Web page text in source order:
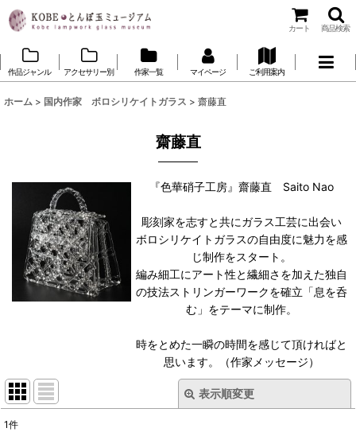
カート 商品検索
作品ジャンル アクセサリー別 作家一覧 マイページ ご利用案内
ホーム > 国内作家 ボロシリケイトガラス > 齋藤直
齋藤直
『色華硝子工房』齋藤直 Saito Nao
彫刻家を志すと共にガラス工芸に出会い
ボロシリケイトガラスの自由度に魅力を感
じ制作をスタート。
編み細工にアート性と繊細さを加えた独自
の技法ストリンガーワークを確立「息を呑
む」をテーマに制作。
時をとめた一瞬の時間を感じて頂ければと
思います。（作家メッセージ）
表示順変更
1件